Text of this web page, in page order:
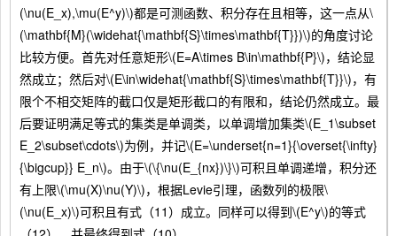
(\nu(E_x),\mu(E^y)\)都是可测函数、积分存在且相等，这一点从\
(\mathbf{M}(\widehat{\mathbf{S}\times\mathbf{T}})\)的角度讨论
比较方便。首先对任意矩形\(E=A\times B\in\mathbf{P}\)，结论显
然成立；然后对\(E\in\widehat{\mathbf{S}\times\mathbf{T}}\)，有
限个不相交矩阵的截口仅是矩形截口的有限和，结论仍然成立。最
后要证明满足等式的集类是单调类，以单调增加集类\(E_1\subset
E_2\subset\cdots\)为例，并记\(E=\underset{n=1}{\overset{\infty}
{\bigcup}} E_n\)。由于\(\{\nu(E_{nx})\}\)可积且单调递增，积分还
有上限\(\mu(X)\nu(Y)\)，根据Levie引理，函数列的极限\
(\nu(E_x)\)可积且有式（11）成立。同样可以得到\(E^y\)的等式